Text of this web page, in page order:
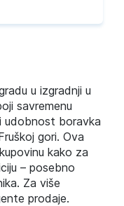
u izgradnji u
savremenu
udobnost boravka
gori. Ova
kako za
– posebno
Za više
prodaje.